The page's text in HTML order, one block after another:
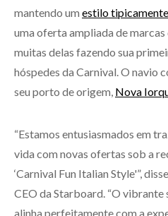
mantendo um estilo
uma oferta ampliada de marcas
muitas delas fazendo sua
hóspedes da Carnival. O navio
seu porto de origem, Nova
“Estamos entusiasmados em
vida com novas ofertas sob a
‘Carnival Fun Italian Style'”,
CEO da Starboard. “O
alinha perfeitamente com a